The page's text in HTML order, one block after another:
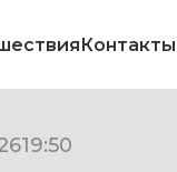
Контакты
19:50